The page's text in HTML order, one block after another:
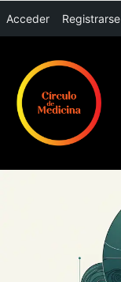
Acceder Registrarse